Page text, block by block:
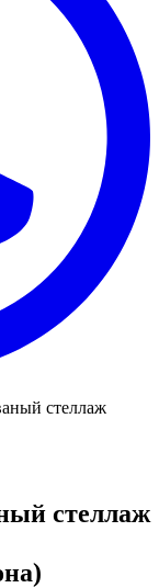
стеллаж
стеллаж